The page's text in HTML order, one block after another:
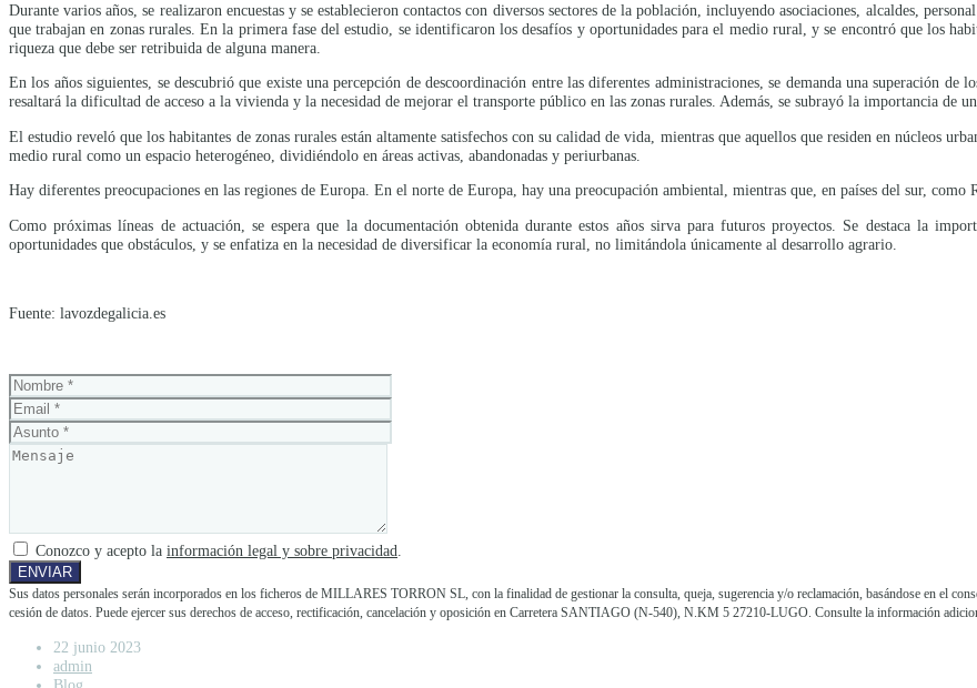
Durante varios años, se realizaron encuestas y se establecieron contactos con diversos sectores de la población, incluyendo asociaciones, alcaldes,
que trabajan en zonas rurales. En la primera fase del estudio, se identificaron los desafíos y oportunidades para el medio rural, y se encontró que los
riqueza que debe ser retribuida de alguna manera.
En los años siguientes, se descubrió que existe una percepción de descoordinación entre las diferentes administraciones, se demanda una superación de
resaltará la dificultad de acceso a la vivienda y la necesidad de mejorar el transporte público en las zonas rurales. Además, se subrayó la importancia de
El estudio reveló que los habitantes de zonas rurales están altamente satisfechos con su calidad de vida, mientras que aquellos que residen en núcleos
medio rural como un espacio heterogéneo, dividiéndolo en áreas activas, abandonadas y periurbanas.
Hay diferentes preocupaciones en las regiones de Europa. En el norte de Europa, hay una preocupación ambiental, mientras que, en países del sur, como
Como próximas líneas de actuación, se espera que la documentación obtenida durante estos años sirva para futuros proyectos. Se destaca la
oportunidades que obstáculos, y se enfatiza en la necesidad de diversificar la economía rural, no limitándola únicamente al desarrollo agrario.
Fuente: lavozdegalicia.es
Conozco y acepto la información legal y sobre privacidad.
Sus datos personales serán incorporados en los ficheros de MILLARES TORRON SL, con la finalidad de gestionar la consulta, queja, sugerencia y/o reclamación, basándose en el
cesión de datos. Puede ejercer sus derechos de acceso, rectificación, cancelación y oposición en Carretera SANTIAGO (N-540), N.KM 5 27210-LUGO. Consulte la información
22 junio 2023
admin
Blog